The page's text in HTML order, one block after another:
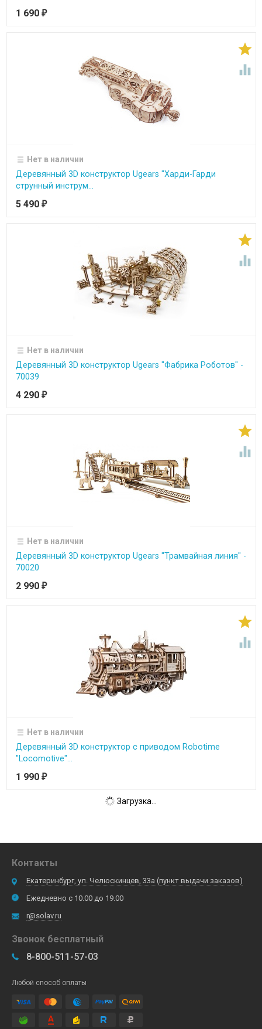
1 690 ₽


Нет в наличии
Деревянный 3D конструктор Ugears "Харди-Гарди
струнный инструм...
5 490 ₽


Нет в наличии
Деревянный 3D конструктор Ugears "Фабрика Роботов" -
70039
4 290 ₽


Нет в наличии
Деревянный 3D конструктор Ugears "Трамвайная линия" -
70020
2 990 ₽


Нет в наличии
Деревянный 3D конструктор с приводом Robotime
"Locomotive"...
1 990 ₽
Загрузка...
Контакты
Екатеринбург, ул. Челюскинцев, 33а (пункт выдачи заказов)
Ежедневно с 10.00 до 19.00
r@solav.ru
Звонок бесплатный
8-800-511-57-03
Любой способ оплаты